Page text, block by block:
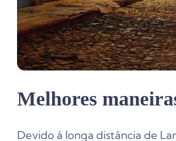
Melhores
Devido à longa distância de